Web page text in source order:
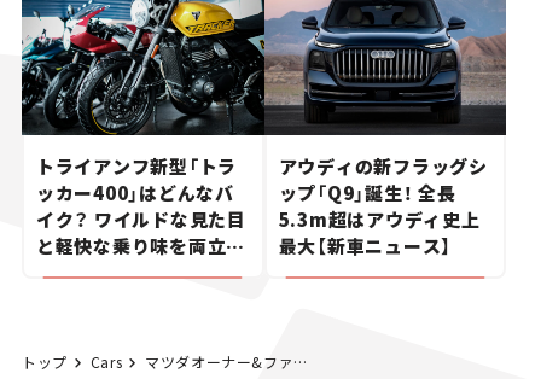
トライアンフ新型「トラ
ッカー400」はどんなバ
イク？ ワイルドな見た目
と軽快な乗り味を両立し
た400ccフラットトラッ
アウディの新フラッグシ
ップ「Q9」誕生！ 全長
5.3m超はアウディ史上
最大【新車ニュース】
トップ Cars マツダオーナー&ファンは要チェック！「マツダファンフェスタ2025 at富士スピードウェイ」が10月4〜5日に開催